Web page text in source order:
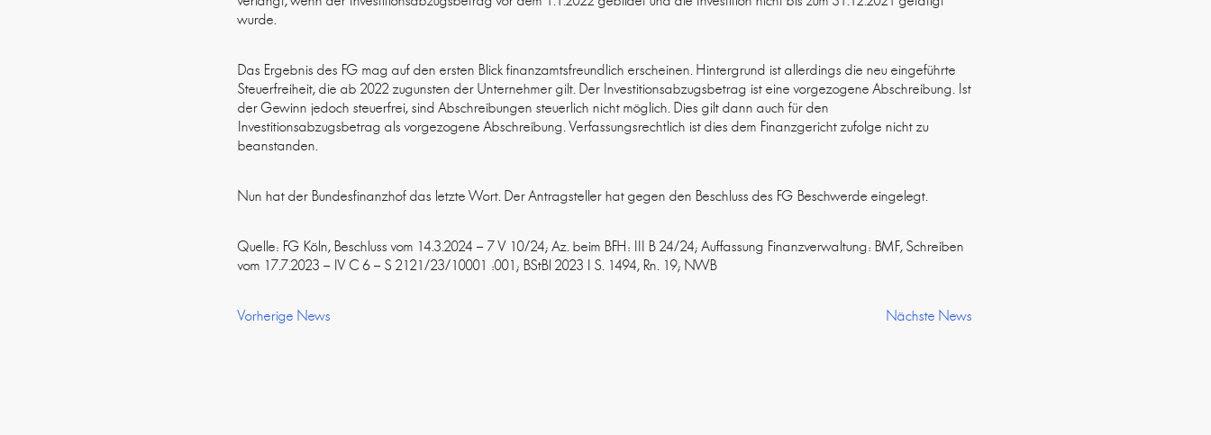
wurde.
Das Ergebnis des FG mag auf den ersten Blick finanzamtsfreundlich erscheinen. Hintergrund ist allerdings die neu eingeführte
Steuerfreiheit, die ab 2022 zugunsten der Unternehmer gilt. Der Investitionsabzugsbetrag ist eine vorgezogene Abschreibung. Ist
der Gewinn jedoch steuerfrei, sind Abschreibungen steuerlich nicht möglich. Dies gilt dann auch für den
Investitionsabzugsbetrag als vorgezogene Abschreibung. Verfassungsrechtlich ist dies dem Finanzgericht zufolge nicht zu
beanstanden.
Nun hat der Bundesfinanzhof das letzte Wort. Der Antragsteller hat gegen den Beschluss des FG Beschwerde eingelegt.
Quelle: FG Köln, Beschluss vom 14.3.2024 – 7 V 10/24; Az. beim BFH: III B 24/24; Auffassung Finanzverwaltung: BMF, Schreiben
vom 17.7.2023 – IV C 6 – S 2121/23/10001 :001; BStBl 2023 I S. 1494, Rn. 19; NWB
Vorherige News Nächste News